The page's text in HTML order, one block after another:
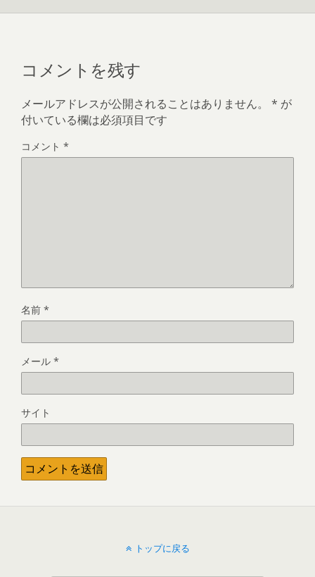
コメントを残す
メールアドレスが公開されることはありません。 * が
付いている欄は必須項目です
コメント *
名前 *
メール *
サイト
トップに戻る